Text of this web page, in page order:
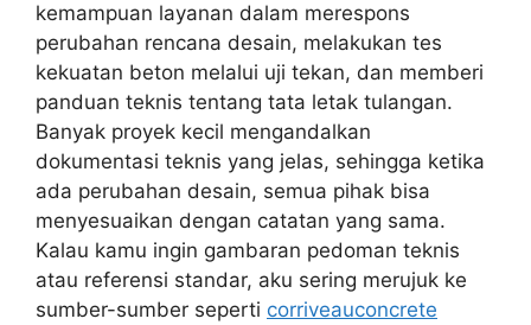
kemampuan layanan dalam merespons
perubahan rencana desain, melakukan tes
kekuatan beton melalui uji tekan, dan memberi
panduan teknis tentang tata letak tulangan.
Banyak proyek kecil mengandalkan
dokumentasi teknis yang jelas, sehingga ketika
ada perubahan desain, semua pihak bisa
menyesuaikan dengan catatan yang sama.
Kalau kamu ingin gambaran pedoman teknis
atau referensi standar, aku sering merujuk ke
sumber-sumber seperti corriveauconcrete